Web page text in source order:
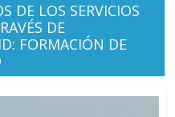
DE LOS SERVICIOS
DE
FORMACIÓN DE